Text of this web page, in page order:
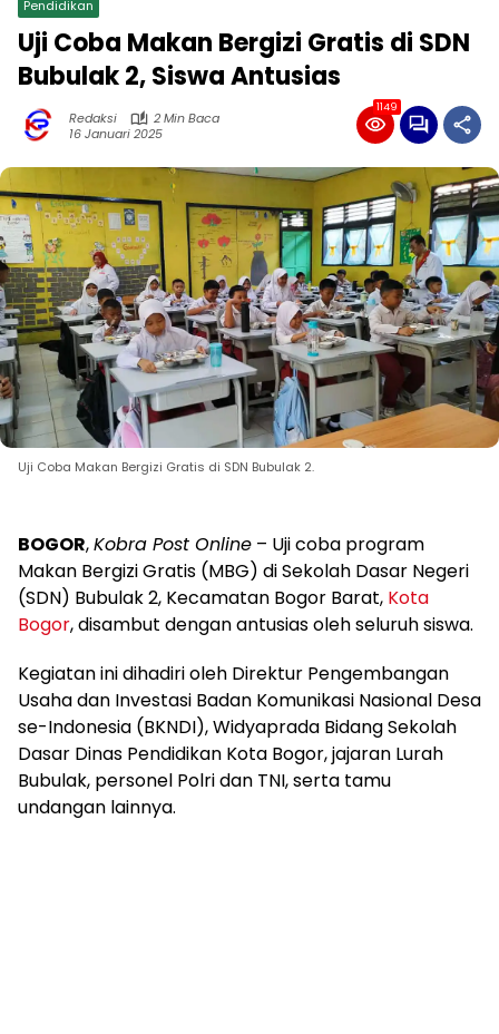
Pendidikan
Uji Coba Makan Bergizi Gratis di SDN
Bubulak 2, Siswa Antusias
Redaksi
2 Min Baca
16 Januari 2025
1149
Uji Coba Makan Bergizi Gratis di SDN Bubulak 2.
BOGOR,Kobra Post Online – Uji coba program
Makan Bergizi Gratis (MBG) di Sekolah Dasar Negeri
(SDN) Bubulak 2, Kecamatan Bogor Barat, Kota
Bogor, disambut dengan antusias oleh seluruh siswa.
Kegiatan ini dihadiri oleh Direktur Pengembangan
Usaha dan Investasi Badan Komunikasi Nasional Desa
se-Indonesia (BKNDI), Widyaprada Bidang Sekolah
Dasar Dinas Pendidikan Kota Bogor, jajaran Lurah
Bubulak, personel Polri dan TNI, serta tamu
undangan lainnya.